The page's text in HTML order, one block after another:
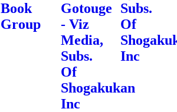
Book
Group
Gotouge
- Viz
Media,
Subs.
Of
Shogakukan
Inc
Subs.
Of
Inc